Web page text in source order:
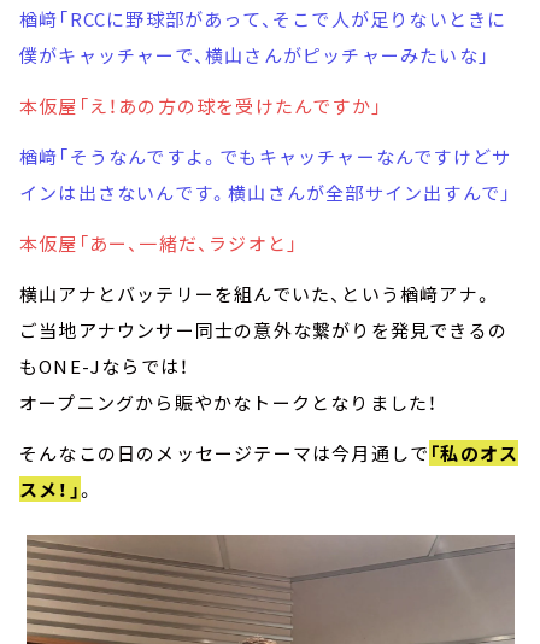
楢﨑「RCCに野球部があって、そこで人が足りないときに
僕がキャッチャーで、横山さんがピッチャーみたいな」
本仮屋「え！あの方の球を受けたんですか」
楢﨑「そうなんですよ。でもキャッチャーなんですけどサ
インは出さないんです。横山さんが全部サイン出すんで」
本仮屋「あー、一緒だ、ラジオと」
横山アナとバッテリーを組んでいた、という楢﨑アナ。
ご当地アナウンサー同士の意外な繋がりを発見できるの
もONE-Jならでは！
オープニングから賑やかなトークとなりました！
そんなこの日のメッセージテーマは今月通しで 「私のオス
スメ！」。